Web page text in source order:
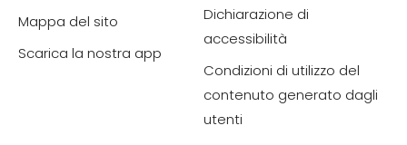
Mappa del sito
Scarica la nostra app
Dichiarazione di
accessibilità
Condizioni di utilizzo del
contenuto generato dagli
utenti